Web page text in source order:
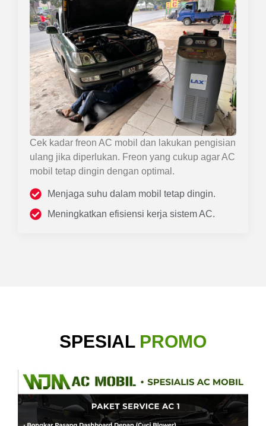
Cek kadar freon AC mobil dan lakukan pengisian
ulang jika diperlukan. Freon yang cukup agar AC
mobil tetap dingin dengan optimal.
Menjaga suhu dalam mobil tetap dingin.
Meningkatkan efisiensi kerja sistem AC.
SPESIAL PROMO